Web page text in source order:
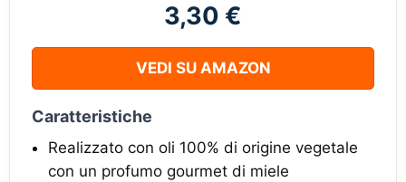
3,30 €
VEDI SU AMAZON
Caratteristiche
Realizzato con oli 100% di origine vegetale
con un profumo gourmet di miele